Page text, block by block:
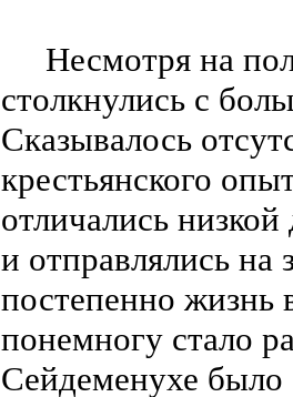
Несмотря на
столкнулись с
Сказывалось
крестьянского
отличались
и отправлялись на
постепенно жизнь
понемногу стало
Сейдеменухе